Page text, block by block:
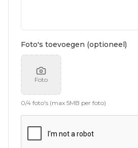
Foto's toevoegen (optioneel)
Foto
0/4 foto's (max 5MB per foto)